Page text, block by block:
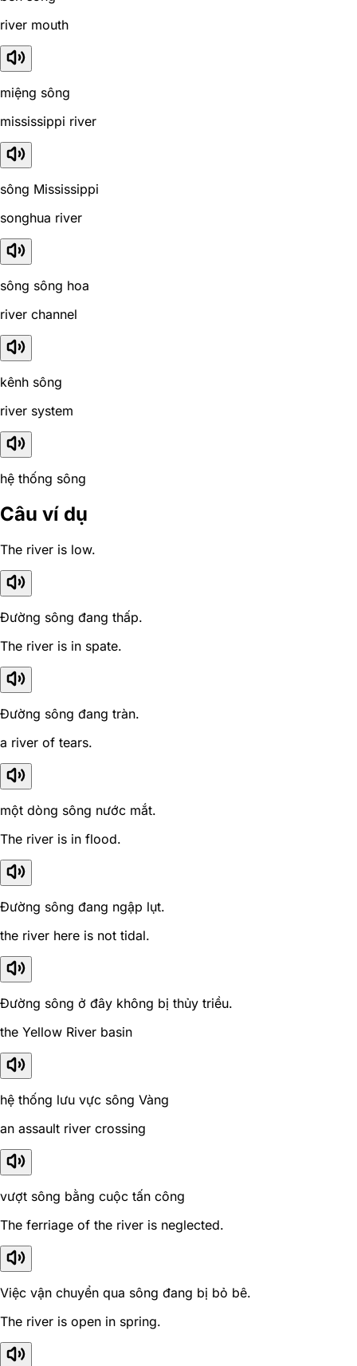
river mouth
miệng sông
mississippi river
sông Mississippi
songhua river
sông sông hoa
river channel
kênh sông
river system
hệ thống sông
Câu ví dụ
The river is low.
Đường sông đang thấp.
The river is in spate.
Đường sông đang tràn.
a river of tears.
một dòng sông nước mắt.
The river is in flood.
Đường sông đang ngập lụt.
the river here is not tidal.
Đường sông ở đây không bị thủy triều.
the Yellow River basin
hệ thống lưu vực sông Vàng
an assault river crossing
vượt sông bằng cuộc tấn công
The ferriage of the river is neglected.
Việc vận chuyển qua sông đang bị bỏ bê.
The river is open in spring.